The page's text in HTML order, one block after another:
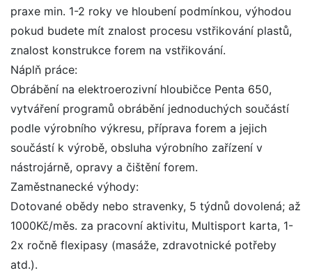
praxe min. 1-2 roky ve hloubení podmínkou, výhodou
pokud budete mít znalost procesu vstřikování plastů,
znalost konstrukce forem na vstřikování.
Náplň práce:
Obrábění na elektroerozivní hloubičce Penta 650,
vytváření programů obrábění jednoduchých součástí
podle výrobního výkresu, příprava forem a jejich
součástí k výrobě, obsluha výrobního zařízení v
nástrojárně, opravy a čištění forem.
Zaměstnanecké výhody:
Dotované obědy nebo stravenky, 5 týdnů dovolená; až
1000Kč/měs. za pracovní aktivitu, Multisport karta, 1-
2x ročně flexipasy (masáže, zdravotnické potřeby
atd.).